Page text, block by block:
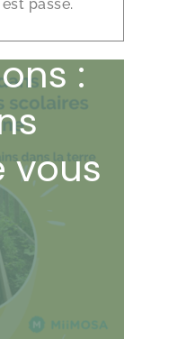
passé.
:
vous